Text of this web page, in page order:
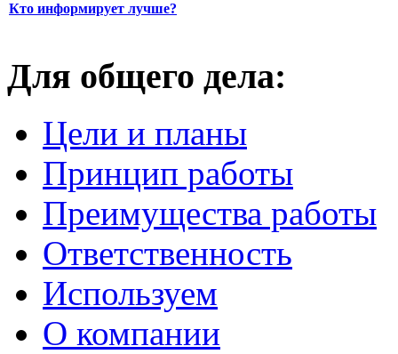
Кто информирует лучше?
Для общего дела:
Цели и планы
Принцип работы
Преимущества работы
Ответственность
Используем
О компании